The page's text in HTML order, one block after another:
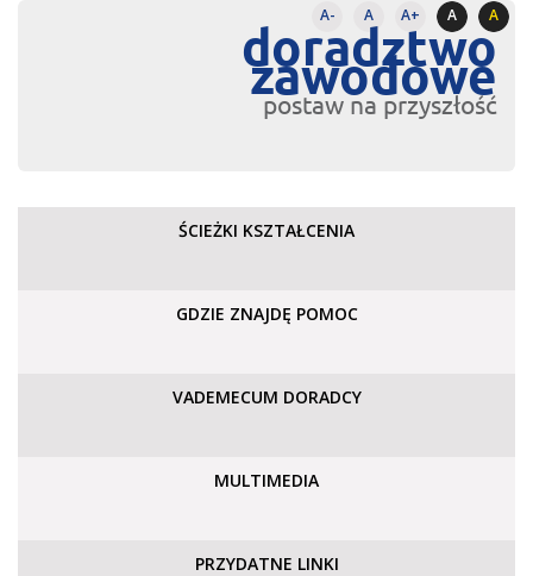
A- A A+ A A
doradztwo
zawodowe
postaw na przyszłość
ŚCIEŻKI KSZTAŁCENIA
GDZIE ZNAJDĘ POMOC
VADEMECUM DORADCY
MULTIMEDIA
PRZYDATNE LINKI